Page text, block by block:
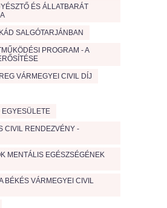
ÉS ÁLLATBARÁT
SALGÓTARJÁNBAN
PROGRAM - A
VÁRMEGYEI CIVIL DÍJ
EGYESÜLETE
CIVIL RENDEZVÉNY -
MENTÁLIS EGÉSZSÉGÉNEK
BÉKÉS VÁRMEGYEI CIVIL